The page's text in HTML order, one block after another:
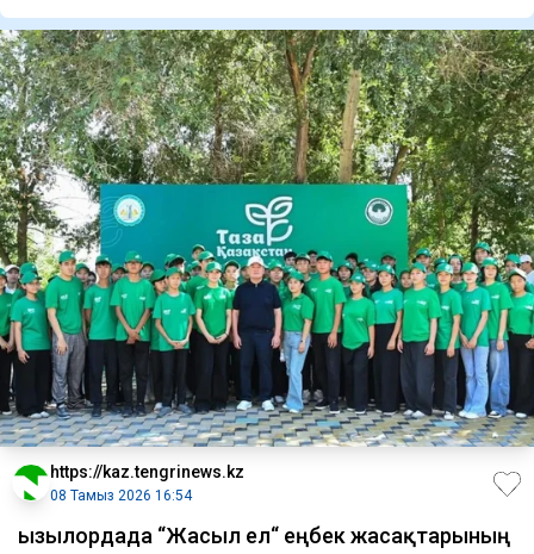
https://kaz.tengrinews.kz
08 Тамыз 2026 16:54
Қызылордада “Жасыл ел“ еңбек жасақтарының